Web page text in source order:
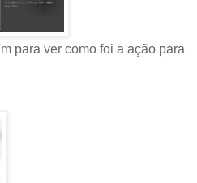
para ver como foi a ação para